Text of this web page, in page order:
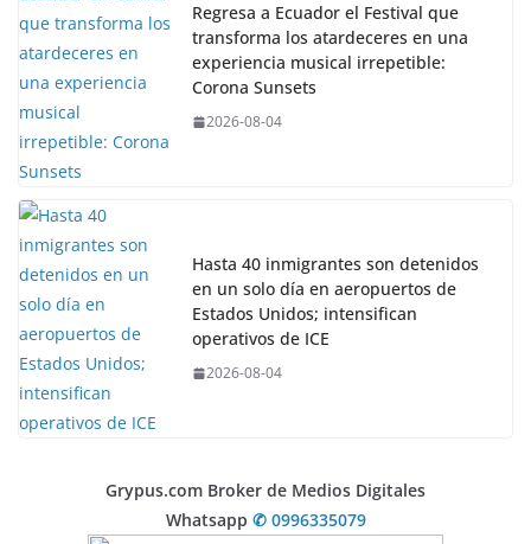
Regresa a Ecuador el Festival que
transforma los atardeceres en una
experiencia musical irrepetible:
Corona Sunsets
2026-08-04
Hasta 40 inmigrantes son detenidos
en un solo día en aeropuertos de
Estados Unidos; intensifican
operativos de ICE
2026-08-04
Grypus.com Broker de Medios Digitales
Whatsapp ✆ 0996335079